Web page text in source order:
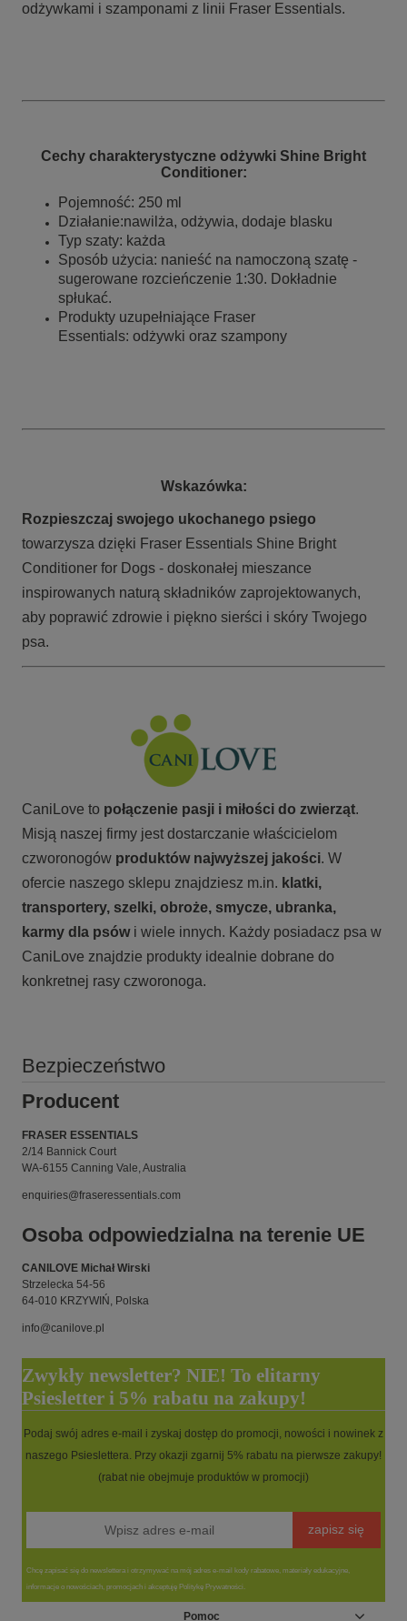
odżywkami i szamponami z linii Fraser Essentials.
Cechy charakterystyczne odżywki Shine Bright
Conditioner:
Pojemność: 250 ml
Działanie:nawilża, odżywia, dodaje blasku
Typ szaty: każda
Sposób użycia: nanieść na namoczoną szatę -
sugerowane rozcieńczenie 1:30. Dokładnie
spłukać.
Produkty uzupełniające Fraser
Essentials: odżywki oraz szampony
Wskazówka:
Rozpieszczaj swojego ukochanego psiego
towarzysza dzięki Fraser Essentials Shine Bright
Conditioner for Dogs - doskonałej mieszance
inspirowanych naturą składników zaprojektowanych,
aby poprawić zdrowie i piękno sierści i skóry Twojego
psa.
CaniLove to połączenie pasji i miłości do zwierząt.
Misją naszej firmy jest dostarczanie właścicielom
czworonogów produktów najwyższej jakości. W
ofercie naszego sklepu znajdziesz m.in. klatki,
transportery, szelki, obroże, smycze, ubranka,
karmy dla psówi wiele innych. Każdy posiadacz psa w
CaniLove znajdzie produkty idealnie dobrane do
konkretnej rasy czworonoga.
Bezpieczeństwo
Producent
FRASER ESSENTIALS
2/14 Bannick Court
WA-6155 Canning Vale, Australia
enquiries@fraseressentials.com
Osoba odpowiedzialna na terenie UE
CANILOVE Michał Wirski
Strzelecka 54-56
64-010 KRZYWIŃ, Polska
info@canilove.pl
Zwykły newsletter? NIE! To elitarny
Psiesletter i 5% rabatu na zakupy!
Podaj swój adres e-mail i zyskaj dostęp do promocji, nowości i nowinek z
naszego Psieslettera. Przy okazji zgarnij 5% rabatu na pierwsze zakupy!
(rabat nie obejmuje produktów w promocji)
zapisz się
Chcę zapisać się do newslettera i otrzymywać na mój adres e-mail kody rabatowe, materiały edukacyjne,
informacje o nowościach, promocjach i akceptuję Politykę Prywatności.
Pomoc